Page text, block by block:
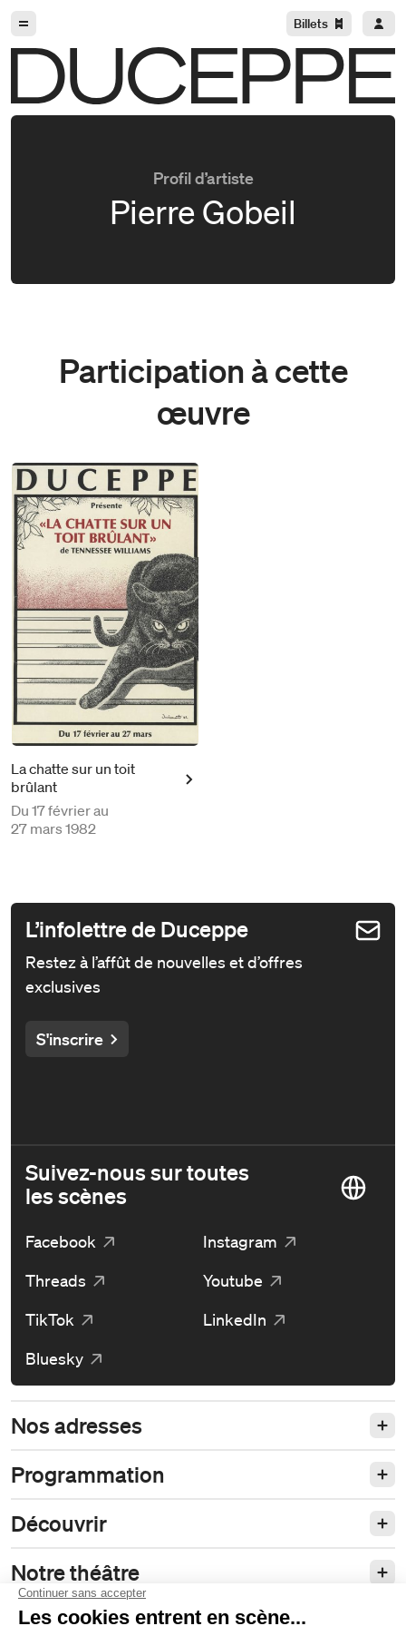
Billets
Profil d’artiste
Pierre Gobeil
Participation à cette
œuvre
La chatte sur un toit
brûlant
Du 17 février au
27 mars 1982
L’infolettre de Duceppe
Restez à l’affût de nouvelles et d’offres
exclusives
S'inscrire
Suivez-nous sur toutes
les scènes
Facebook
Instagram
Threads
Youtube
TikTok
LinkedIn
Bluesky
Nos adresses
Programmation
Découvrir
Notre théâtre